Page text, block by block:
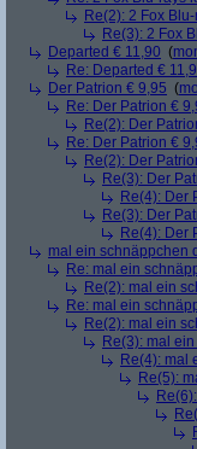
Re(2): 2 Fox
Re(3): 2 Fox
Departed € 11,90 (
Re: Departed €
Der Patrion € 9,95 (
Re: Der Patrion €
Re(2): Der
Re: Der Patrion €
Re(2): Der
Re(3): Der
Re(4): Der
Re(3): Der
Re(4): Der
mal ein schnäppchen
Re: mal ein
Re(2): mal ein
Re: mal ein
Re(2): mal ein
Re(3): mal
Re(4): mal
Re(5):